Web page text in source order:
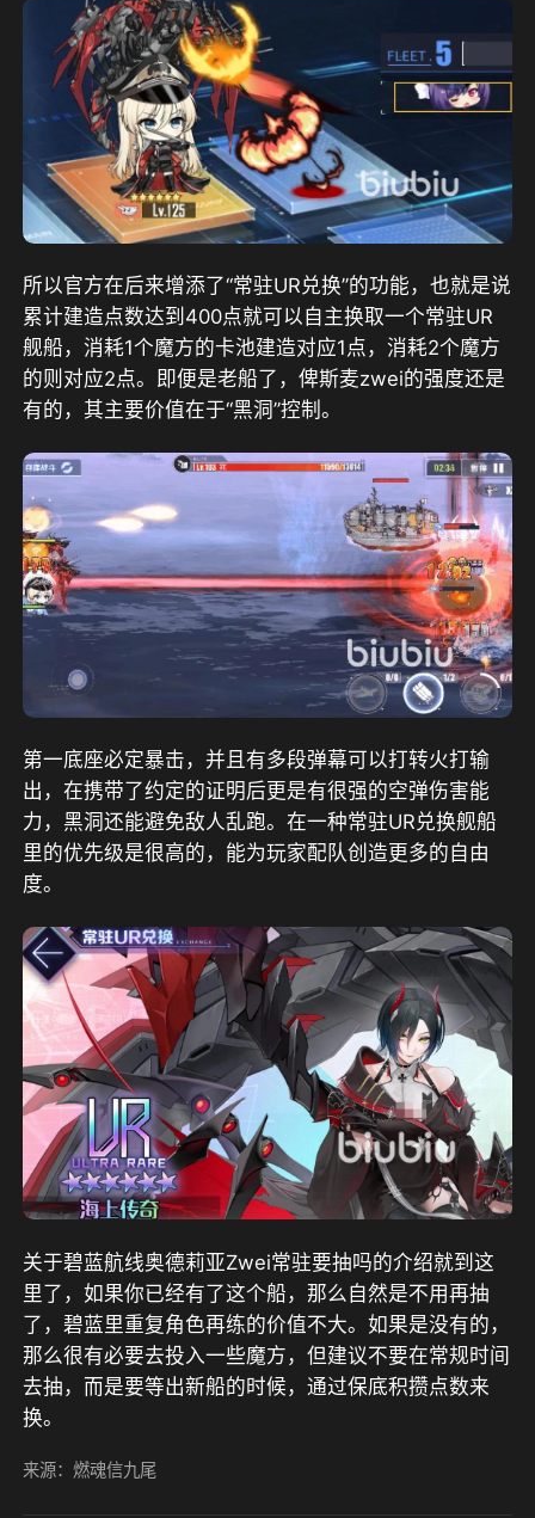
所以官方在后来增添了“常驻UR兑换”的功能，也就是说
累计建造点数达到400点就可以自主换取一个常驻UR
舰船，消耗1个魔方的卡池建造对应1点，消耗2个魔方
的则对应2点。即便是老船了，俾斯麦zwei的强度还是
有的，其主要价值在于“黑洞”控制。
第一底座必定暴击，并且有多段弹幕可以打转火打输
出，在携带了约定的证明后更是有很强的空弹伤害能
力，黑洞还能避免敌人乱跑。在一种常驻UR兑换舰船
里的优先级是很高的，能为玩家配队创造更多的自由
度。
关于碧蓝航线奥德莉亚Zwei常驻要抽吗的介绍就到这
里了，如果你已经有了这个船，那么自然是不用再抽
了，碧蓝里重复角色再练的价值不大。如果是没有的，
那么很有必要去投入一些魔方，但建议不要在常规时间
去抽，而是要等出新船的时候，通过保底积攒点数来
换。
来源：燃魂信九尾